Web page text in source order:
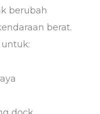
berubah
berat.